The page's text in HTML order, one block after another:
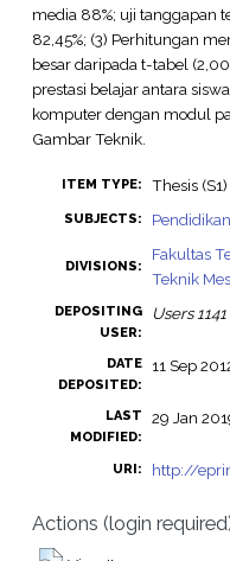
media 88%; uji tanggapan
82,45%; (3) Perhitungan
besar daripada t-tabel
prestasi belajar antara
komputer dengan modul
Gambar Teknik.
ITEM TYPE: Thesis (S1)
SUBJECTS:
DIVISIONS:
Fakultas
Teknik
DEPOSITING
USER:
Users
DATE
DEPOSITED:
11 Sep
LAST
MODIFIED:
29 Jan
URI: http://
Actions (login